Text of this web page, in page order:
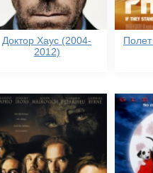
Доктор Хаус (2004-
2012)